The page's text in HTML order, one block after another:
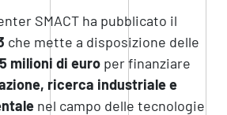
SMACT ha pubblicato il
che mette a disposizione delle
5 milioni di europer finanziare
ricerca industriale e
nel campo delle tecnologie